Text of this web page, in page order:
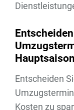
Entscheiden
Kosten zu